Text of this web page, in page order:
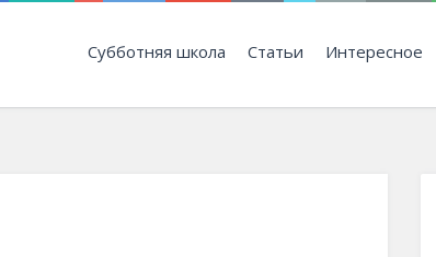
Субботняя школа Статьи Интересное